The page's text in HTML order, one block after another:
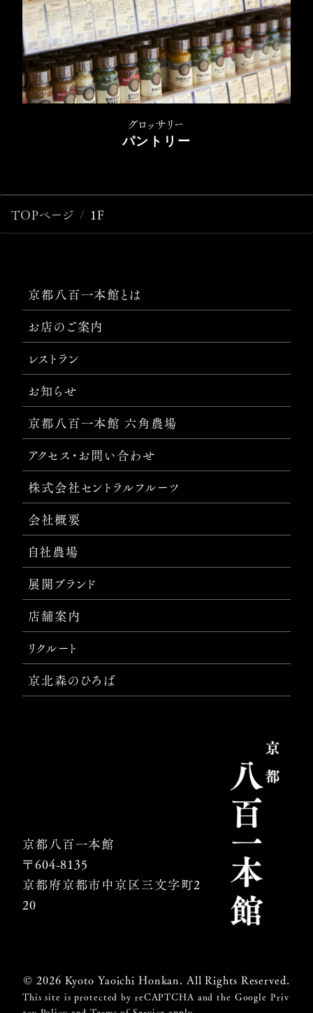
グロッサリー
パントリー
TOPページ 1F
京都八百一本館とは
お店のご案内
レストラン
お知らせ
京都八百一本館 六角農場
アクセス・お問い合わせ
株式会社セントラルフルーツ
会社概要
自社農場
展開ブランド
店舗案内
リクルート
京北森のひろば
京都八百一本館
〒604-8135
京都府京都市中京区三文字町2
20
© 2026 Kyoto Yaoichi Honkan. All Rights Reserved.
This site is protected by reCAPTCHA and the Google Priv